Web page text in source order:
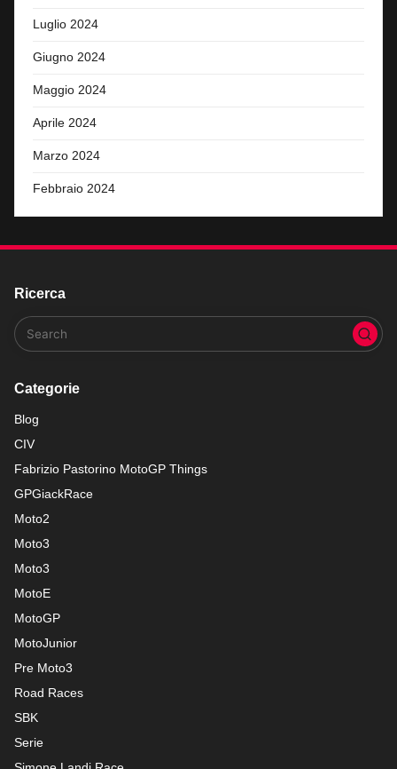
Luglio 2024
Giugno 2024
Maggio 2024
Aprile 2024
Marzo 2024
Febbraio 2024
Ricerca
Categorie
Blog
CIV
Fabrizio Pastorino MotoGP Things
GPGiackRace
Moto2
Moto3
Moto3
MotoE
MotoGP
MotoJunior
Pre Moto3
Road Races
SBK
Serie